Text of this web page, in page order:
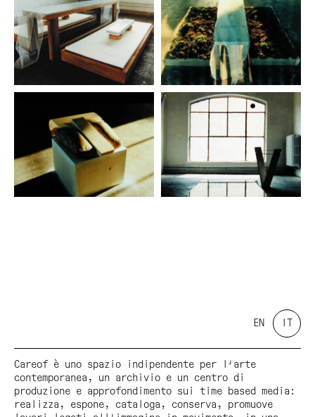
EN
Careof è uno spazio indipendente per l'arte
contemporanea, un archivio e un centro di
produzione e approfondimento sui time based media:
realizza, espone, cataloga, conserva, promuove